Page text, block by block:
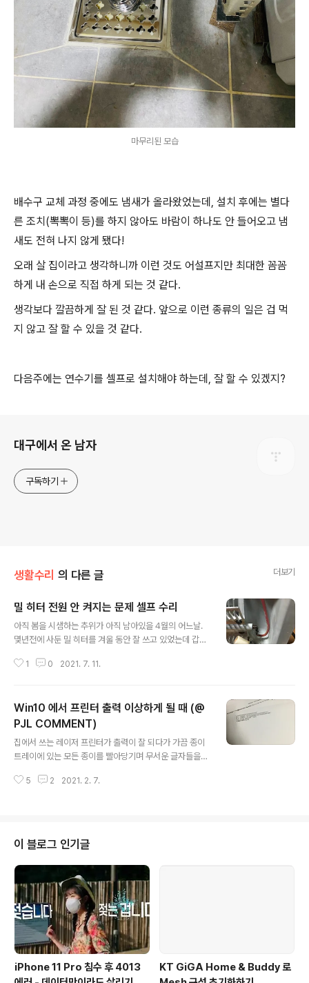
마무리된 모습
배수구 교체 과정 중에도 냄새가 올라왔었는데, 설치 후에는 별다
른 조치(뽁뽁이 등)를 하지 않아도 바람이 하나도 안 들어오고 냄
새도 전혀 나지 않게 됐다!
오래 살 집이라고 생각하니까 이런 것도 어설프지만 최대한 꼼꼼
하게 내 손으로 직접 하게 되는 것 같다.
생각보다 깔끔하게 잘 된 것 같다. 앞으로 이런 종류의 일은 겁 먹
지 않고 잘 할 수 있을 것 같다.
다음주에는 연수기를 셀프로 설치해야 하는데, 잘 할 수 있겠지?
대구에서 온 남자
구독하기
생활수리 의 다른 글 더보기
밀 히터 전원 안 켜지는 문제 셀프 수리
아직 봄을 시샘하는 추위가 아직 남아있을 4월의 어느날.
몇년전에 사둔 밀 히터를 겨울 동안 잘 쓰고 있었는데 갑자
서비스 센터에 보내서 수리를 맡기고자 했으나 여느 OEM
다시 추운 계절이 오기 전에 고쳐두는 게 좋겠다고 생각했
고, 대부분의 히터는 간단한 회로로 구성되어 있을 것이기
때문에 오늘 직접 뜯어보기로 했다.케이스 나사 5개와 내
부 컨트롤러 나사 4개를 풀어내면 거의 모든 회로 요소에
이 문제의 원인이었는지 알 수 있었다.열에 의해 전선이 타
1 0 2021. 7. 11.
Win10 에서 프린터 출력 이상하게 될 때 (@
PJL COMMENT)
집에서 쓰는 레이저 프린터가 출력이 잘 되다가 가끔 종이
트레이에 있는 모든 종이를 빨아당기며 무서운 글자들을
=32323232323232320000001602C" .... // 보고
찾아보니 문제는 프린터의 포트가 WSD 포트로 설정이 되
어있었던 것이 원인이었던 것 같다. 네트워크 포트(a.k.a.
랜선)를 지원하는 레이저 프린터라 표준 TCP/IP 포트로
잡혀있었어야 했는데, 윈10이 알아서 잡아준 포트를 나도
모르게 쓰고 있었던 것이다. 심지어 드라이버는 삼성에서..
5 2 2021. 2. 7.
이 블로그 인기글
iPhone 11 Pro 침수 후 4013
KT GiGA Home & Buddy 로